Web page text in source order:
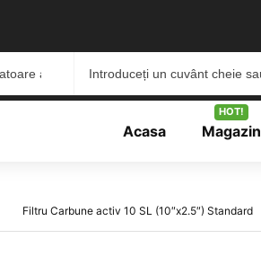
Acasa Magazin
HOT!
Filtru Carbune activ 10 SL (10″x2.5″) Standard